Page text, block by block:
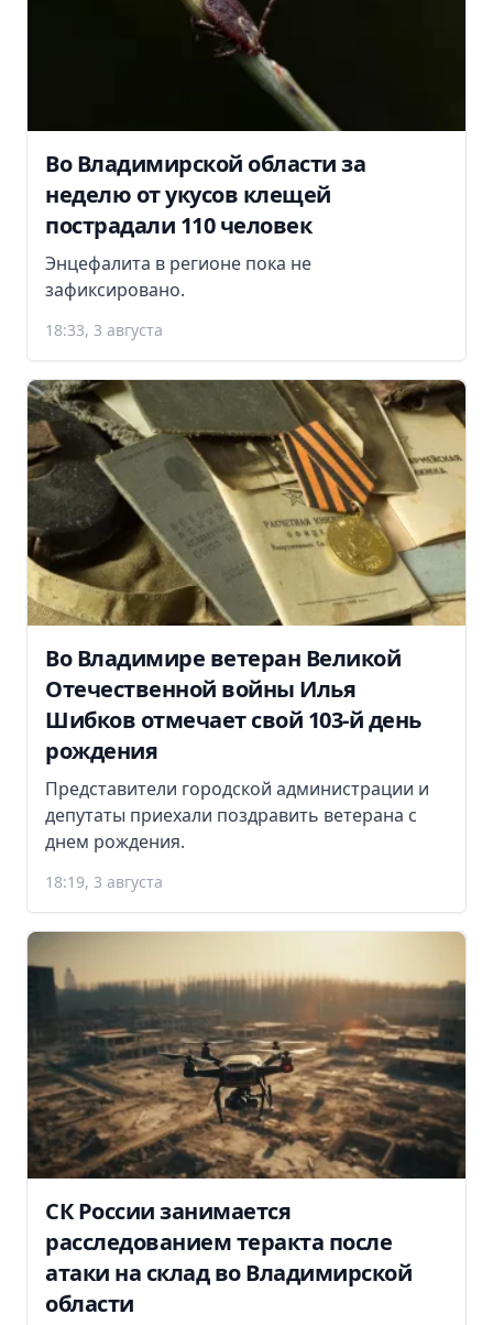
Во Владимирской области за
неделю от укусов клещей
пострадали 110 человек
Энцефалита в регионе пока не
зафиксировано.
18:33, 3 августа
Во Владимире ветеран Великой
Отечественной войны Илья
Шибков отмечает свой 103-й день
рождения
Представители городской администрации и
депутаты приехали поздравить ветерана с
днем рождения.
18:19, 3 августа
СК России занимается
расследованием теракта после
атаки на склад во Владимирской
области